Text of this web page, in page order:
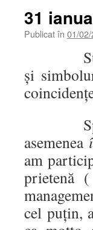
31
Publicat în 01/
Sunt
şi
Spre
asemenea
am
prietenă
cel puţin,